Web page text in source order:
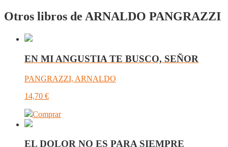
Otros libros de ARNALDO PANGRAZZI
EN MI ANGUSTIA TE BUSCO, SEÑOR
PANGRAZZI, ARNALDO
14,70 €
Comprar
EL DOLOR NO ES PARA SIEMPRE